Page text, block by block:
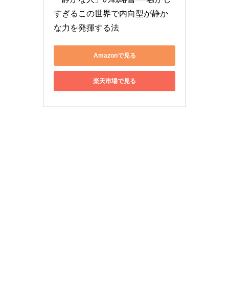
すぎるこの世界で内向型が静か
な力を発揮する法
Amazonで見る
楽天市場で見る